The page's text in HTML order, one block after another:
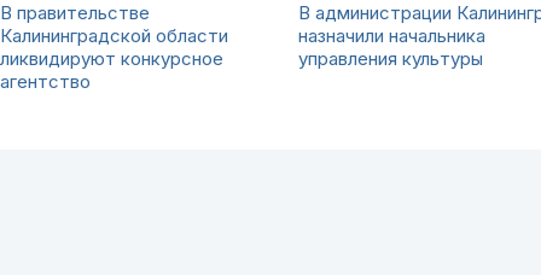
В правительстве
Калининградской области
ликвидируют конкурсное
агентство
В администрации
назначили начальника
управления культуры